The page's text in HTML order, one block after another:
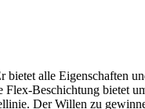
alle Eigenschaften
Beschichtung bietet
Der Willen zu